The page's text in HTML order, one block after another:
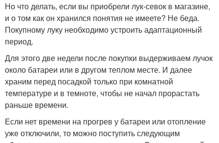
Но что делать, если вы приобрели лук-севок в магазине,
и о том как он хранился понятия не имеете? Не беда.
Покупному луку необходимо устроить адаптационный
период.
Для этого две недели после покупки выдерживаем лучок
около батареи или в другом теплом месте. И далее
храним перед посадкой только при комнатной
температуре и в темноте, чтобы не начал прорастать
раньше времени.
Если нет времени на прогрев у батареи или отопление
уже отключили, то можно поступить следующим